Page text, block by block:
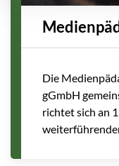
Die
gGmbH
richtet sich an